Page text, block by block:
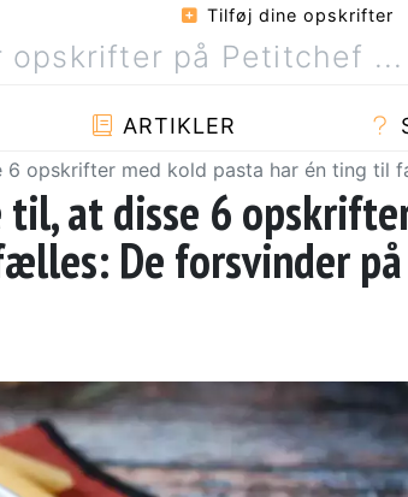
Tilføj dine opskrifter
ARTIKLER
opskrifter med kold pasta har én ting til
at disse 6
De forsvinder på